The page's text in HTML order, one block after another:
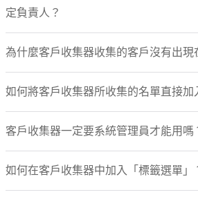
定負責人？
為什麼客戶收集器收集的客戶沒有出現
如何將客戶收集器所收集的名單直接加
客戶收集器一定要系統管理員才能用嗎
如何在客戶收集器中加入「標籤選單」